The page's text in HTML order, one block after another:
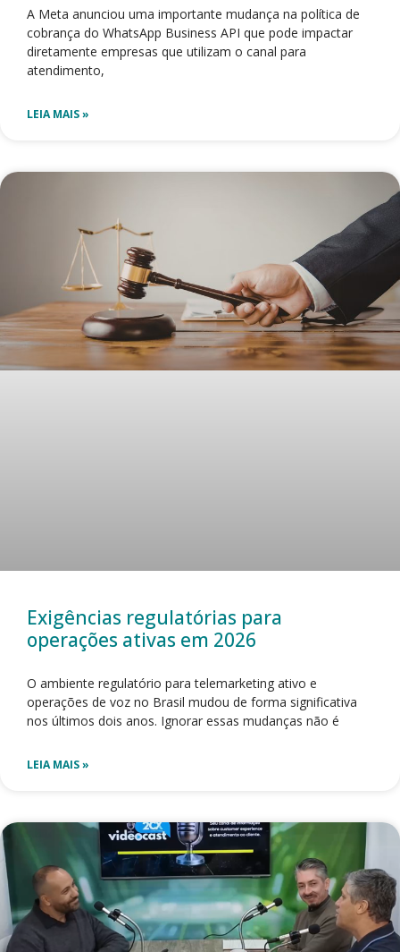
A Meta anunciou uma importante mudança na política de
cobrança do WhatsApp Business API que pode impactar
diretamente empresas que utilizam o canal para
atendimento,
LEIA MAIS »
Exigências regulatórias para
operações ativas em 2026
O ambiente regulatório para telemarketing ativo e
operações de voz no Brasil mudou de forma significativa
nos últimos dois anos. Ignorar essas mudanças não é
LEIA MAIS »